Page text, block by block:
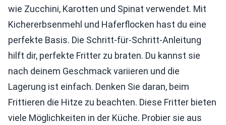
wie Zucchini, Karotten und Spinat verwendet. Mit
Kichererbsenmehl und Haferflocken hast du eine
perfekte Basis. Die Schritt-für-Schritt-Anleitung
hilft dir, perfekte Fritter zu braten. Du kannst sie
nach deinem Geschmack variieren und die
Lagerung ist einfach. Denken Sie daran, beim
Frittieren die Hitze zu beachten. Diese Fritter bieten
viele Möglichkeiten in der Küche. Probier sie aus